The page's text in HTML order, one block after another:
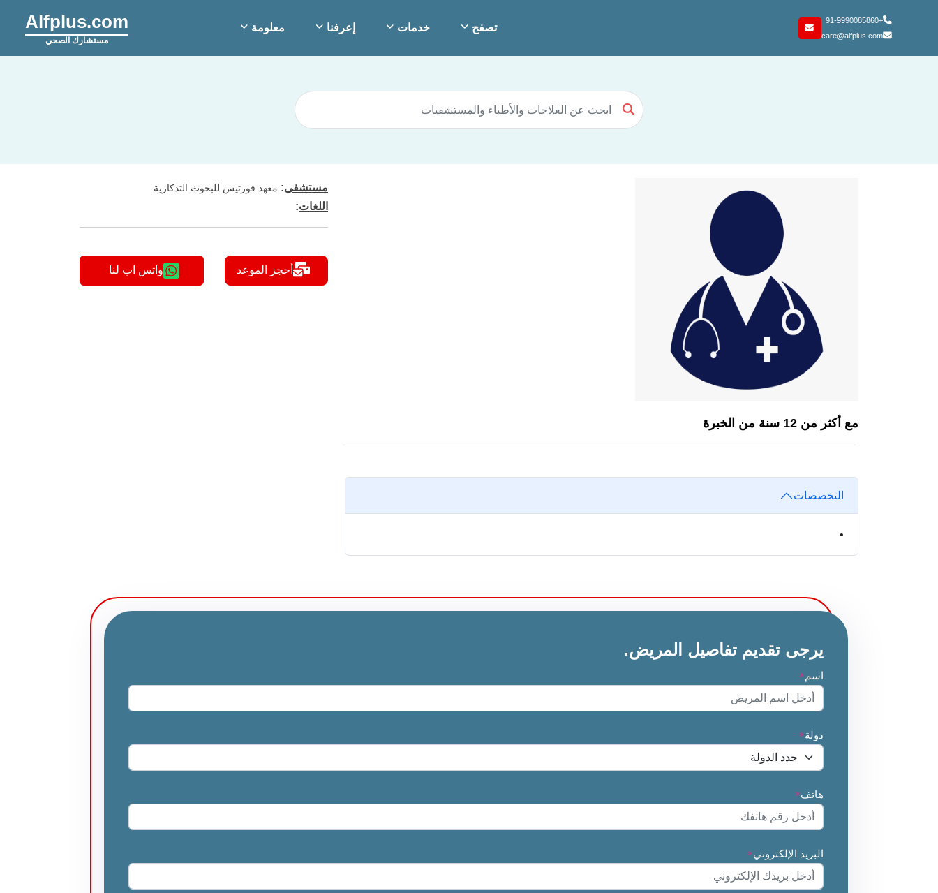
Alfplus.com
مستشارك الصحي
+91-9990085860
care@alfplus.com
تصفح خدمات إعرفنا معلومة
مع أكثر من 12 سنة من الخبرة
التخصصات
•
مستشفى: معهد فورتيس للبحوث التذكارية
اللغات:
أحجز الموعد واتس اب لنا
يرجى تقديم تفاصيل المريض.
اسم *
دولة*
هاتف*
البريد الإلكتروني*